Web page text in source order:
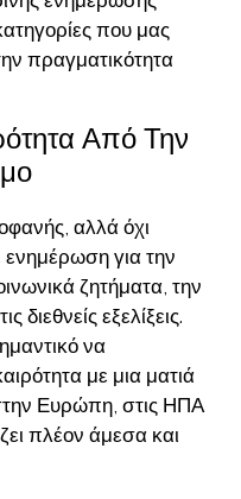
που μας
πραγματικότητα
Από Την
αλλά όχι
ενημέρωση για την
ζητήματα, την
διεθνείς εξελίξεις.
να
με μια ματιά
Ευρώπη, στις ΗΠΑ
πλέον άμεσα και